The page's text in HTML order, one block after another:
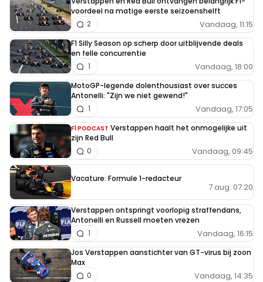
voordeel na matige eerste seizoenshelft
Vandaag, 11:15
2
F1 Silly Season op scherp door uitblijvende deals
en felle concurrentie
Vandaag, 18:00
1
MotoGP-legende dolenthousiast over succes
Antonelli: "Zijn we niet gewend!"
Vandaag, 17:05
1
F1 PODCAST Verstappen haalt het onmogelijke uit
zijn Red Bull
Vandaag, 09:45
0
Vacature: Formule 1-redacteur
7 aug. 07:20
Verstappen ontspringt voorlopig straffendans,
Antonelli en Russell moeten vrezen
Vandaag, 16:15
1
Jos Verstappen aanstichter van GT-virus bij zoon
Max
Vandaag, 14:35
0